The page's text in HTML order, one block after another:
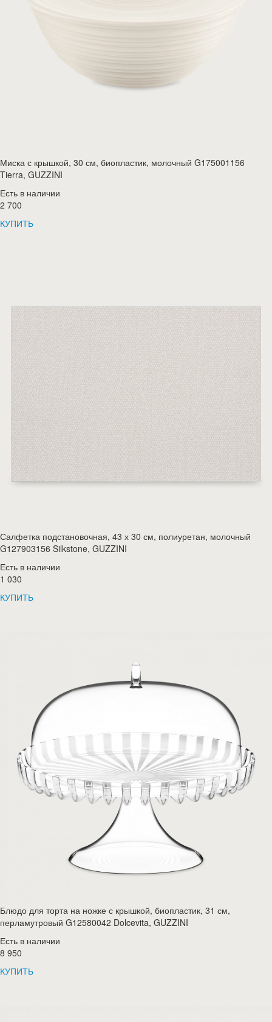
Миска с крышкой, 30 см, биопластик, молочный G175001156
Tierra, GUZZINI
Есть в наличии
2 700
КУПИТЬ
Салфетка подстановочная, 43 х 30 см, полиуретан, молочный
G127903156 Silkstone, GUZZINI
Есть в наличии
1 030
КУПИТЬ
Блюдо для торта на ножке с крышкой, биопластик, 31 см,
перламутровый G12580042 Dolcevita, GUZZINI
Есть в наличии
8 950
КУПИТЬ